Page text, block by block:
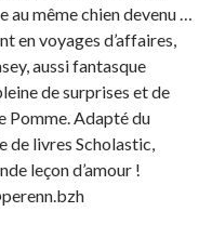
même chien devenu …
en voyages d’affaires,
aussi fantasque
de surprises et de
Pomme. Adapté du
de livres Scholastic,
leçon d’amour !